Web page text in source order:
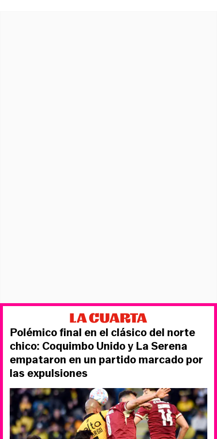
Polémico final en el clásico del norte
chico: Coquimbo Unido y La Serena
empataron en un partido marcado por
las expulsiones